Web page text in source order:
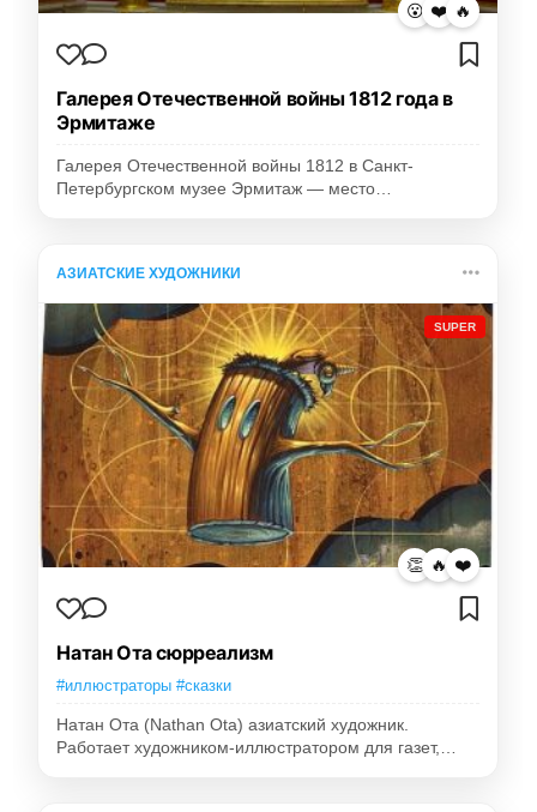
😮 ❤️ 🔥
Галерея Отечественной войны 1812 года в
Эрмитаже
Галерея Отечественной войны 1812 в Санкт-
Петербургском музее Эрмитаж — место…
АЗИАТСКИЕ ХУДОЖНИКИ
SUPER
👏 🔥 ❤️
Натан Ота сюрреализм
#иллюстраторы #сказки
Натан Ота (Nathan Ota) азиатский художник.
Работает художником-иллюстратором для газет,…